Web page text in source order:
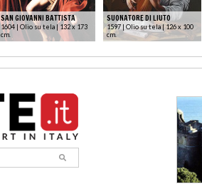
SAN GIOVANNI BATTISTA
1604 | Olio su tela | 132 x 173
cm.
SUONATORE DI LIUTO
1597 | Olio su tela | 126 x 100
cm.